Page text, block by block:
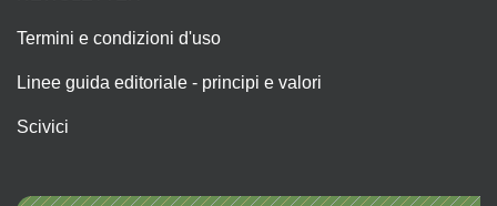
Termini e condizioni d'uso
Linee guida editoriale - principi e valori
Scivici